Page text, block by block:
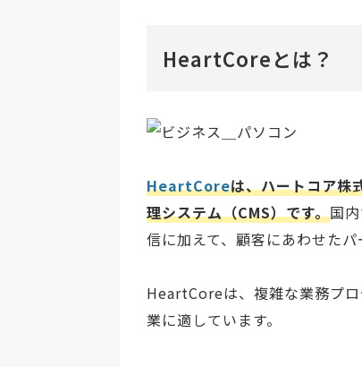
HeartCoreとは？
HeartCoreは、ハートコア株
理システム（CMS）です。国
信に加えて、顧客にあわせたパ
HeartCoreは、複雑な業務プ
業に適しています。